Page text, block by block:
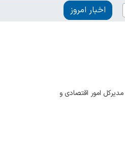
اخبار امروز
امور اقتصادی و